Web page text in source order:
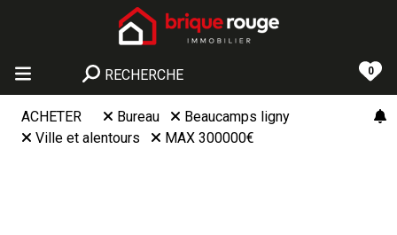
RECHERCHE 0
ACHETER Bureau
Beaucamps ligny
Ville et alentours
MAX 300000€